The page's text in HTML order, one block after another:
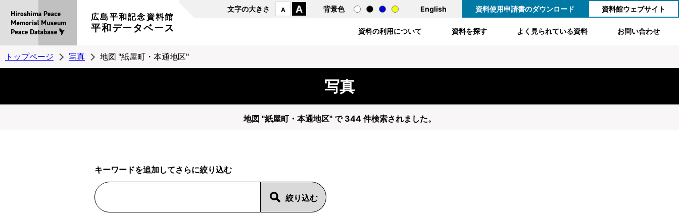
広島平和記念資料館
平和データベース
文字の大きさ A A 背景色 English 資料使用申請書のダウンロード 資料館ウェブサイト
資料の利用について 資料を探す よく見られている資料 お問い合わせ
トップページ 写真 地図 "紙屋町・本通地区"
写真
地図 "紙屋町・本通地区" で 344 件検索されました。
キーワードを追加してさらに絞り込む